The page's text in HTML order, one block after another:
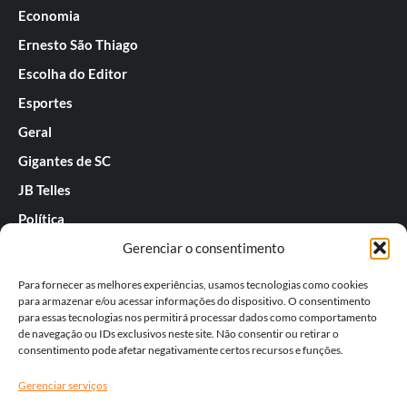
Gerenciar o consentimento
Para fornecer as melhores experiências, usamos tecnologias como cookies
para armazenar e/ou acessar informações do dispositivo. O consentimento
para essas tecnologias nos permitirá processar dados como comportamento
de navegação ou IDs exclusivos neste site. Não consentir ou retirar o
consentimento pode afetar negativamente certos recursos e funções.
Gerenciar serviços
Economia
Ernesto São Thiago
Escolha do Editor
Esportes
Geral
Gigantes de SC
JB Telles
Política
Rafael Guarnieri
Séries
Tatiana
Werner Zotz